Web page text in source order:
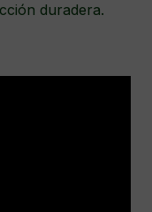
duradera.